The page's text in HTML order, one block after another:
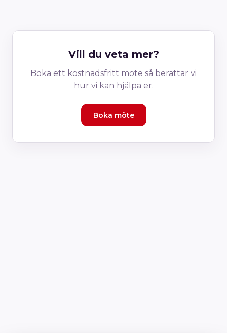
Vill du veta mer?
Boka ett kostnadsfritt möte så berättar vi
hur vi kan hjälpa er.
Boka möte